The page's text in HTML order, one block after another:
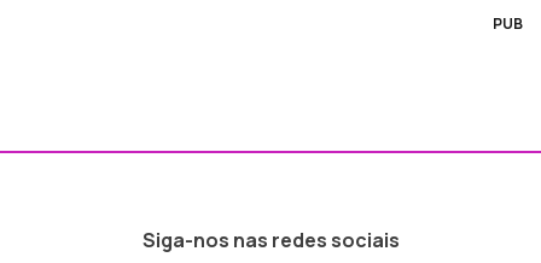
PUB
Siga-nos nas redes sociais